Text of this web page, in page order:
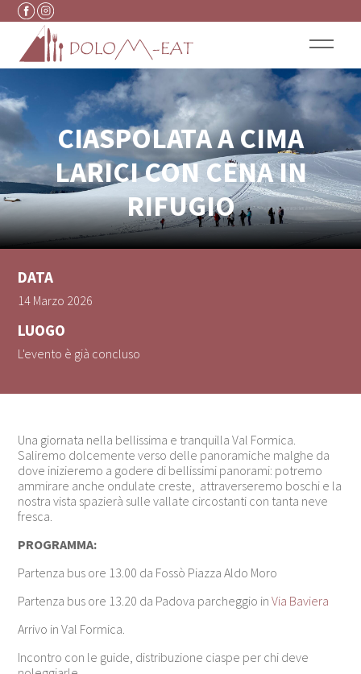
Vai al contenuto
CIASPOLATA A CIMA
LARICI CON CENA IN
RIFUGIO
DATA
14 Marzo 2026
LUOGO
L'evento è già concluso
Una giornata nella bellissima e tranquilla Val Formica.
Saliremo dolcemente verso delle panoramiche malghe da
dove inizieremo a godere di bellissimi panorami: potremo
ammirare anche ondulate creste, attraverseremo boschi e la
nostra vista spazierà sulle vallate circostanti con tanta neve
fresca.
PROGRAMMA:
Partenza bus ore 13.00 da Fossò Piazza Aldo Moro
Partenza bus ore 13.20 da Padova parcheggio inVia Baviera
Arrivo in Val Formica.
Incontro con le guide, distribuzione ciaspe per chi deve